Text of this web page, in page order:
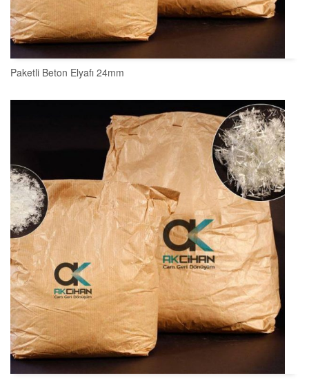
SEPETE EKLE
Paketli Beton Elyafı 24mm